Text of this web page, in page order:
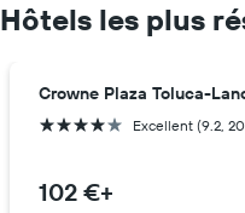
Hôtels les plus
Crowne Plaza Toluca-
4 étoiles Excellent (9.2,
102 €+